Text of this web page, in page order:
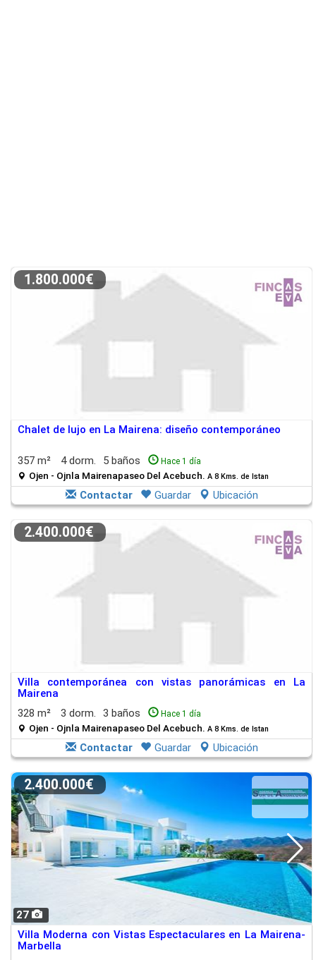
1.800.000€
Chalet de lujo en La Mairena: diseño contemporáneo
357 m² 4 dorm. 5 baños Hace 1 día
Ojen - Ojnla Mairenapaseo Del Acebuch. A 8 Kms. de Istan
Contactar Guardar Ubicación
2.400.000€
Villa contemporánea con vistas panorámicas en La
Mairena
328 m²
3 dorm. 3 baños Hace 1 día
Ojen - Ojnla Mairenapaseo Del Acebuch. A 8 Kms. de Istan
Contactar Guardar Ubicación
27
2.400.000€
Villa Moderna con Vistas Espectaculares en La Mairena-
Marbella